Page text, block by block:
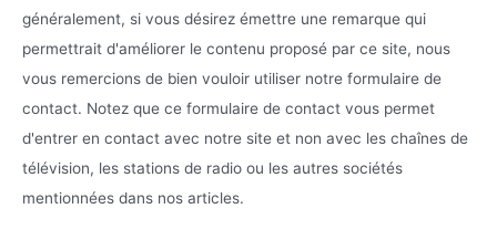
généralement, si vous désirez émettre une remarque qui
permettrait d'améliorer le contenu proposé par ce site, nous
vous remercions de bien vouloir utiliser notre formulaire de
contact. Notez que ce formulaire de contact vous permet
d'entrer en contact avec notre site et non avec les chaînes de
télévision, les stations de radio ou les autres sociétés
mentionnées dans nos articles.